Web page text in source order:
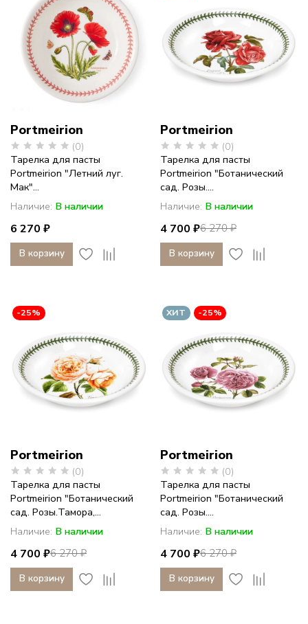
Portmeirion
(0)
Тарелка для пасты
Portmeirion "Летний луг.
Мак"...
Наличие: В наличии
6 270 ₽
В корзину
Portmeirion
(0)
Тарелка для пасты
Portmeirion "Ботанический
сад. Розы....
Наличие: В наличии
6 270 ₽
4 700 ₽
В корзину
-25%
Portmeirion
(0)
Тарелка для пасты
Portmeirion "Ботанический
сад. Розы.Тамора,...
Наличие: В наличии
6 270 ₽
4 700 ₽
В корзину
ХИТ -25%
Portmeirion
(0)
Тарелка для пасты
Portmeirion "Ботанический
сад. Розы....
Наличие: В наличии
6 270 ₽
4 700 ₽
В корзину